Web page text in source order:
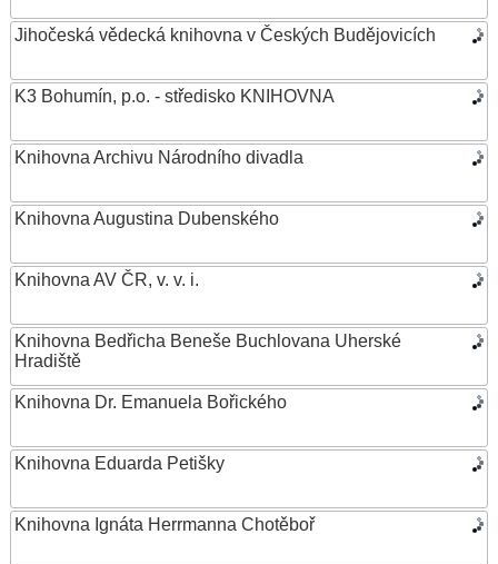
Jihočeská vědecká knihovna v Českých Budějovicích
K3 Bohumín, p.o. - středisko KNIHOVNA
Knihovna Archivu Národního divadla
Knihovna Augustina Dubenského
Knihovna AV ČR, v. v. i.
Knihovna Bedřicha Beneše Buchlovana Uherské
Hradiště
Knihovna Dr. Emanuela Bořického
Knihovna Eduarda Petišky
Knihovna Ignáta Herrmanna Chotěboř